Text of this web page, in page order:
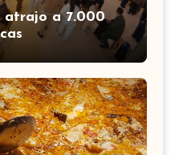
atrajo a 7.000